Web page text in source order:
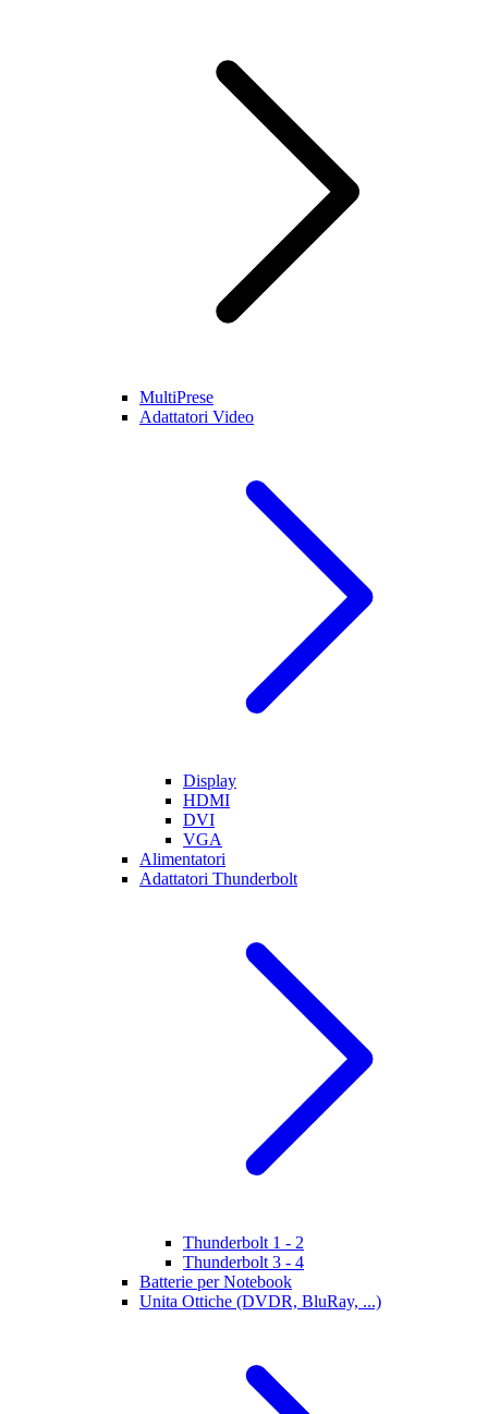
MultiPrese
Adattatori Video
Display
HDMI
DVI
VGA
Alimentatori
Adattatori Thunderbolt
Thunderbolt 1 - 2
Thunderbolt 3 - 4
Batterie per Notebook
Unita Ottiche (DVDR, BluRay, ...)